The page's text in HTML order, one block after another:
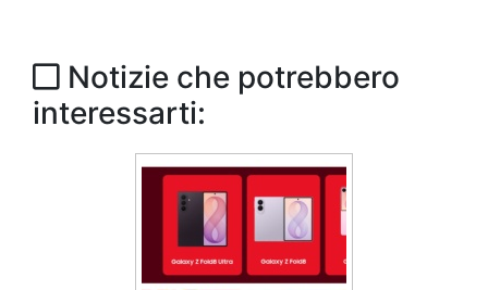
Notizie che potrebbero
interessarti: